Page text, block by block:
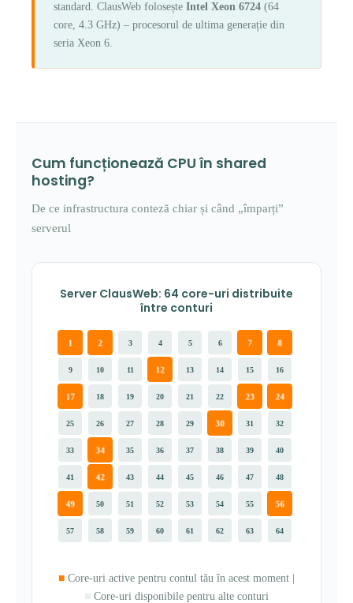
standard. ClausWeb folosește Intel Xeon 6724 (64
core, 4.3 GHz) – procesorul de ultima generație din
seria Xeon 6.
Cum funcționează CPU în shared
hosting?
De ce infrastructura conteză chiar și când „împarți”
serverul
Server ClausWeb: 64 core-uri distribuite
între conturi
1 2 3 4 5 6 7 8
9 10 11 12 13 14 15 16
17 18 19 20 21 22 23 24
25 26 27 28 29 30 31 32
33 34 35 36 37 38 39 40
41 42 43 44 45 46 47 48
49 50 51 52 53 54 55 56
57 58 59 60 61 62 63 64
■ Core-uri active pentru contul tău în acest moment |
Core-uri disponibile pentru alte conturi